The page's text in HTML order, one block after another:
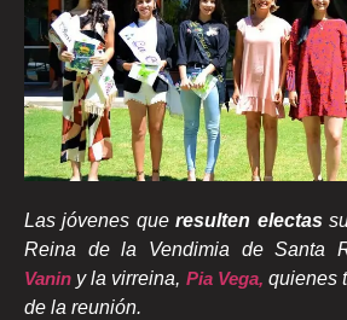
Las jóvenes queresulten electas
Reina de la Vendimia de Santa
Vanin y la virreina, Pia Vega, quienes
de la reunión.